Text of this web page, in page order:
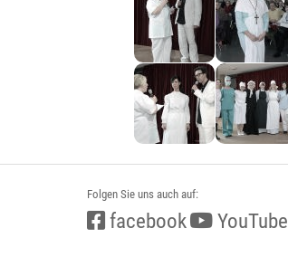
Folgen Sie uns auch auf:
facebook YouTube